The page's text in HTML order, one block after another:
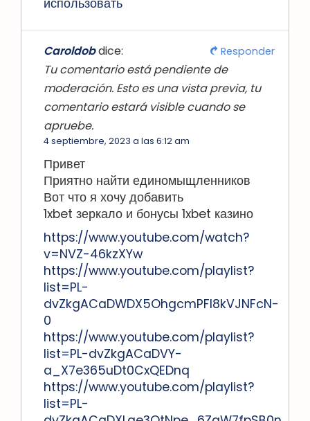
использовать
Caroldobdice:
Tu comentario está pendiente de
moderación. Esto es una vista previa, tu
comentario estará visible cuando se
apruebe.
4 septiembre, 2023 a las 6:12 am
Привет
Приятно найти единомыщленников
Вот что я хочу добавить
1xbet зеркало и бонусы 1xbet казино
https://www.youtube.com/watch?
v=NVZ-46kzXYw
https://www.youtube.com/playlist?
list=PL-
dvZkgACaDWDX5OhgcmPFl8kVJNFcN-
0
https://www.youtube.com/playlist?
list=PL-dvZkgACaDVY-
a_X7e365uDt0CxQEDnq
https://www.youtube.com/playlist?
list=PL-
Responder